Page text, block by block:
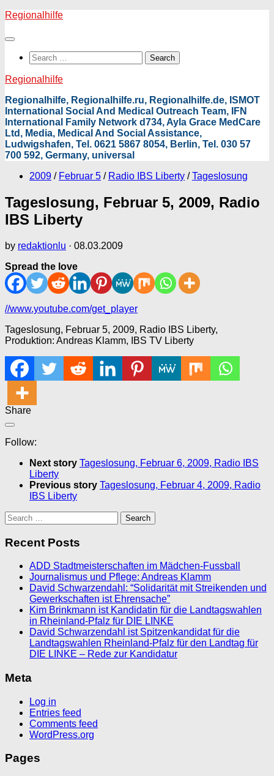
Skip
content
Regionalhilfe
Search
for:
Regionalhilfe
Regionalhilfe, Regionalhilfe.ru, Regionalhilfe.de, ISMOT
International Social And Medical Outreach Team, IFN
International Family Network d734, Ayla Grace MedCare
Ltd, Media, Medical And Social Assistance,
Ludwigshafen, Tel. 0621 5867 8054, Berlin, Tel. 030 57
700 592, Germany, universal
2009 / Februar 5 / Radio IBS Liberty / Tageslosung
Tageslosung, Februar 5, 2009, Radio
IBS Liberty
by redaktionlu · 08.03.2009
Spread the love
//www.youtube.com/get_player
Tageslosung, Februar 5, 2009, Radio IBS Liberty,
Produktion: Andreas Klamm, IBS TV Liberty
Share
Follow:
Next story Tageslosung, Februar 6, 2009, Radio IBS
Liberty
Previous story Tageslosung, Februar 4, 2009, Radio
IBS Liberty
Search
for:
Recent Posts
ADD Stadtmeisterschaften im Mädchen-Fussball
Journalismus und Pflege: Andreas Klamm
David Schwarzendahl: “Solidarität mit Streikenden und
Gewerkschaften ist Ehrensache”
Kim Brinkmann ist Kandidatin für die Landtagswahlen
in Rheinland-Pfalz für DIE LINKE
David Schwarzendahl ist Spitzenkandidat für die
Landtagswahlen Rheinland-Pfalz für den Landtag für
DIE LINKE – Rede zur Kandidatur
Meta
Log in
Entries feed
Comments feed
WordPress.org
Pages